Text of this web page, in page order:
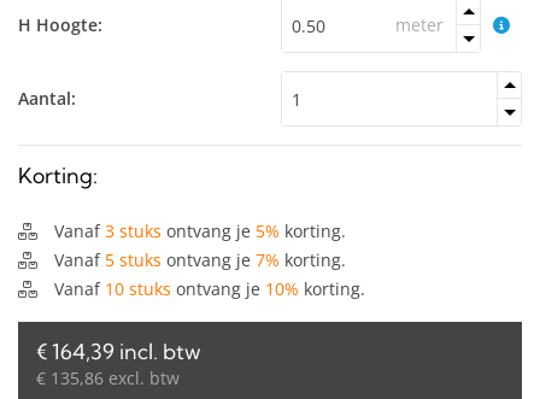
H Hoogte: meter
Aantal:
Korting:
Vanaf3 stuks ontvang je 5% korting.
Vanaf 5 stuks ontvang je 7% korting.
Vanaf 10 stuks ontvang je 10% korting.
€ 164,39 incl. btw
€ 135,86 excl. btw